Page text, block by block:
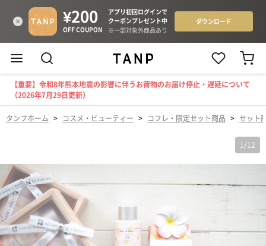
【重要】令和8年熊本地震の影響に伴うお荷物のお届け停止・遅延について
（2026年7月29日更新）
タンプホーム > コスメ・ビューティー > コフレ・限定セット商品 > セット
1 /12